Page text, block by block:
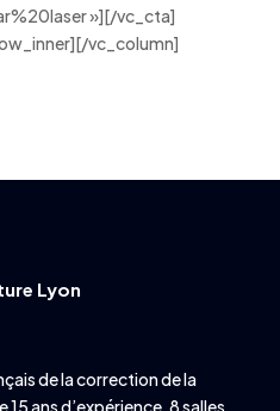
»][/vc_cta]
vc_column]
Lyon
de la correction de la
15 ans d’expérience, 8 salles